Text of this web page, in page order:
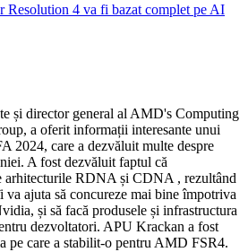
și director general al AMD's Computing
a oferit informații interesante unui
2024, care a dezvăluit multe despre
A fost dezvăluit faptul că
arhitecturile RDNA și CDNA , rezultând
ajuta să concureze mai bine împotriva
și să facă produsele și infrastructura
dezvoltatori. APU Krackan a fost
pe care a stabilit-o pentru AMD FSR4.